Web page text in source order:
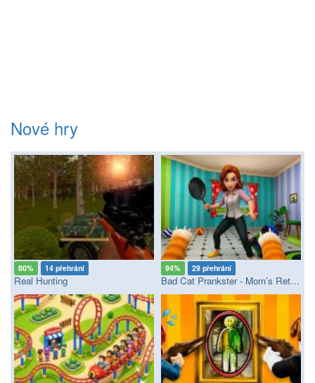
Nové hry
80% 14 přehrání
Real Hunting
94% 29 přehrání
Bad Cat Prankster - Mom’s Return